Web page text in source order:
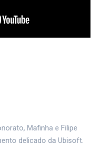
Mafinha e Filipe
delicado da Ubisoft.